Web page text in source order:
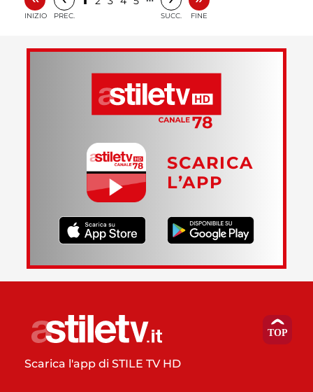
INIZIO PREC. SUCC. FINE
SCARICA
L’APP
Scarica l'app di STILE TV HD